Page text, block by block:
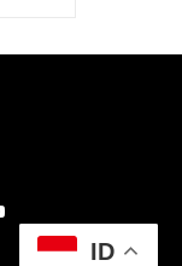
ID